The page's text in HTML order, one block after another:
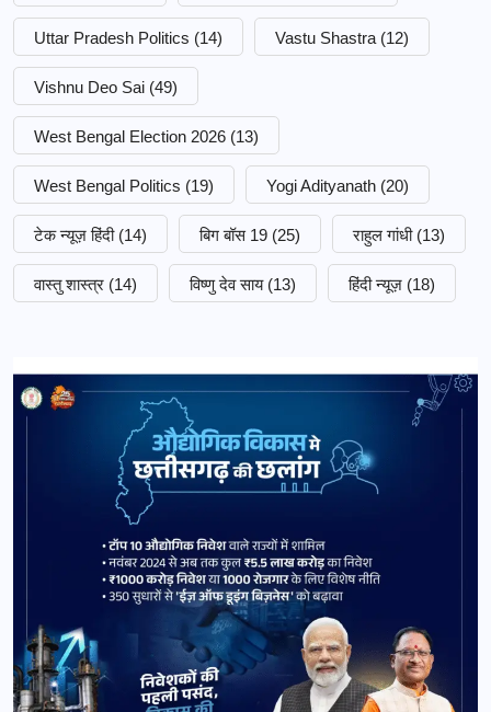
Uttar Pradesh Politics (14) Vastu Shastra (12)
Vishnu Deo Sai (49)
West Bengal Election 2026 (13)
West Bengal Politics (19) Yogi Adityanath (20)
टेक न्यूज़ हिंदी (14) बिग बॉस 19 (25) राहुल गांधी (13)
वास्तु शास्त्र (14) विष्णु देव साय (13) हिंदी न्यूज़ (18)